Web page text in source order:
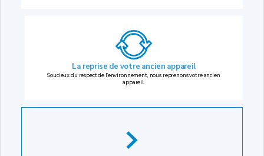
La reprise de votre ancien appareil
Soucieux du respect de l’environnement, nous reprenons votre ancien
appareil.